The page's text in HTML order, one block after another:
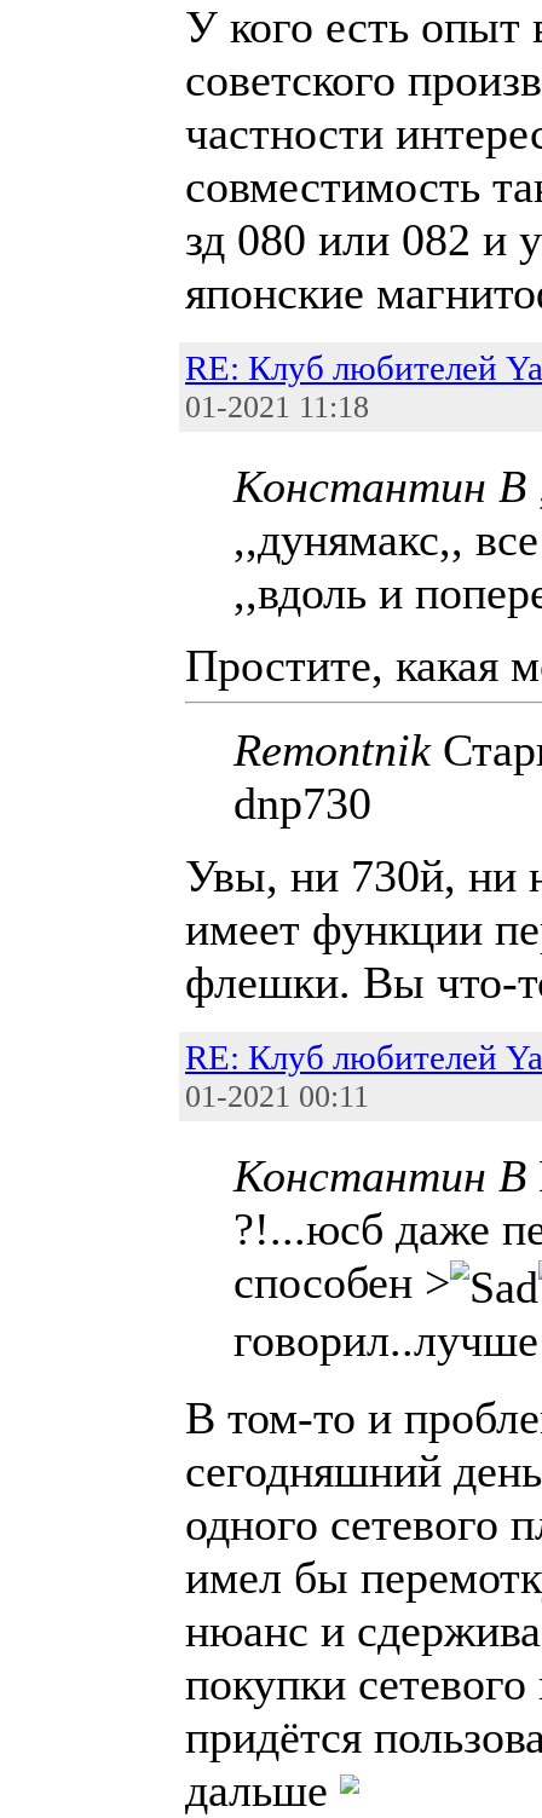
У кого есть опыт
советского
частности
совместимость
зд 080 или 082 и
японские
RE: Клуб любителей
01-2021 11:18
Константин В
,,дунямакс,,
,,вдоль и
Простите, какая
Remontnik
dnp730
Увы, ни 730й, ни
имеет функции
флешки. Вы что-
RE: Клуб любителей
01-2021 00:11
Константин В
?!...юсб даже
способен >
В том-то и
сегодняшний
одного сетевого
имел бы
нюанс и
покупки
придётся
дальше